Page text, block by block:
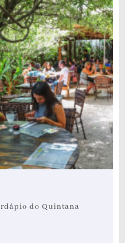
do Quintana